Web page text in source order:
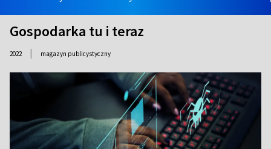
Gospodarka tu i teraz
2022 | magazyn publicystyczny